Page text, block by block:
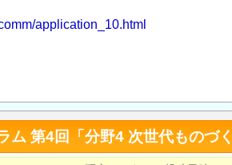
application_10.html
第4回「分野4 次世代ものづ